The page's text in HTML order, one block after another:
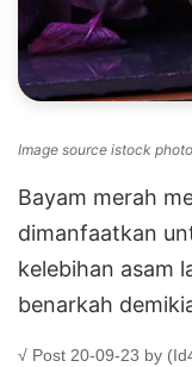
Image source istock photo
Bayam merah
dimanfaatkan
kelebihan asam
benarkah
√ Post 20-09-23 by